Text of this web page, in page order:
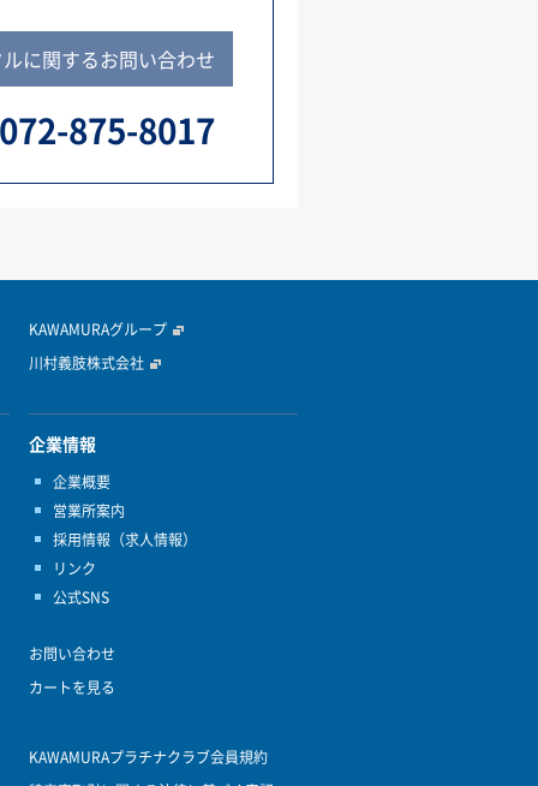
に関するお問い合わせ
072-875-8017
KAWAMURAグループ
川村義肢株式会社
企業情報
企業概要
営業所案内
採用情報（求人情報）
リンク
公式SNS
お問い合わせ
カートを見る
KAWAMURAプラチナクラブ会員規約